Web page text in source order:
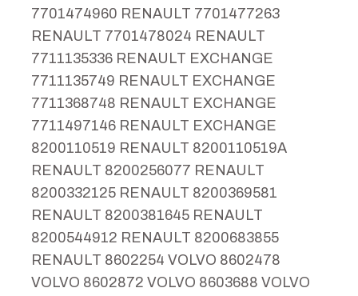
7701474960 RENAULT 7701477263
RENAULT 7701478024 RENAULT
7711135336 RENAULT EXCHANGE
7711135749 RENAULT EXCHANGE
7711368748 RENAULT EXCHANGE
7711497146 RENAULT EXCHANGE
8200110519 RENAULT 8200110519A
RENAULT 8200256077 RENAULT
8200332125 RENAULT 8200369581
RENAULT 8200381645 RENAULT
8200544912 RENAULT 8200683855
RENAULT 8602254 VOLVO 8602478
VOLVO 8602872 VOLVO 8603688 VOLVO